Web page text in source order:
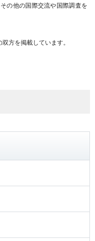
の他の国際交流や国際調査を
方を掲載しています。